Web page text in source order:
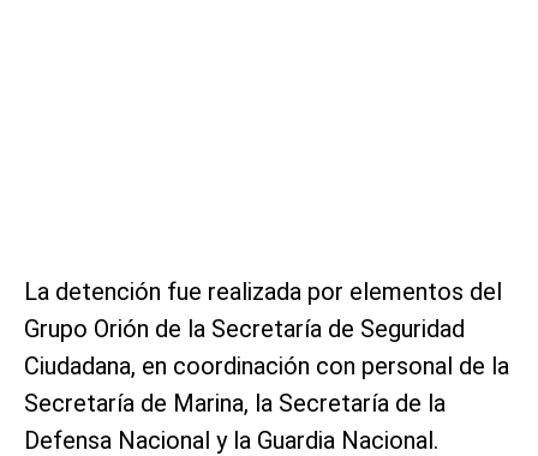
La detención fue realizada por elementos del
Grupo Orión de la Secretaría de Seguridad
Ciudadana, en coordinación con personal de la
Secretaría de Marina, la Secretaría de la
Defensa Nacional y la Guardia Nacional.